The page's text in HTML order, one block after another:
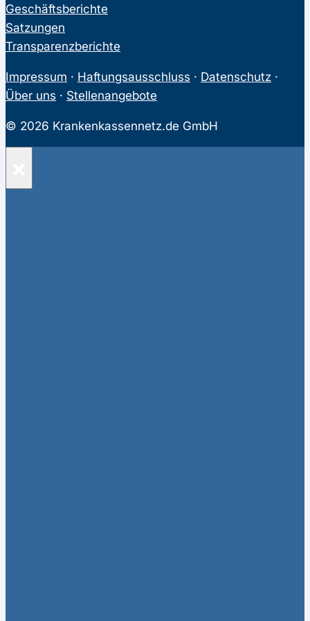
Geschäftsberichte
Satzungen
Transparenzberichte
Impressum · Haftungsausschluss · Datenschutz ·
Über uns · Stellenangebote
© 2026 Krankenkassennetz.de GmbH